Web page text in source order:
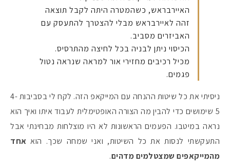
האיירבראש, כשהמטרה היתה לקבל תוצאה
זהה לאיירבראש מבלי להצטרך להתעסק עם
האביזרים מסביב.
הכיסוי ניתן לבניה בכל לחיצה מהתרסיס.
מכיל רכיבים מחזירי אור למראה שנראה נטול
פגמים.
ניסיתי את כל שיטות ההנחה עם המייקאפ הזה. לקח לי בסביבות 4-
5 שימושים כדי להבין מה הצורה האופטימלית לעבוד איתו ואיך הוא
נראה במיטבו. הפעמים הראשונות לא היו מוצלחות מבחינתי אבל
התעקשתי לנסות את כל השיטות, ואני שמחה שכך. הואאחד
מהמייקאפים שמצטלמים מדהים.